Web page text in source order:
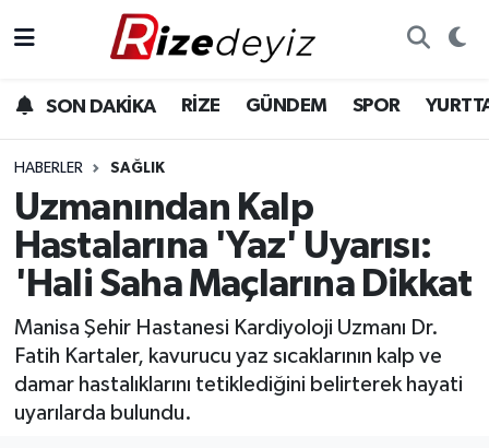
SON DAKİKA RİZE GÜNDEM SPOR
HABERLER SAĞLIK
Uzmanından Kalp
Hastalarına 'Yaz' Uyarısı:
'Hali Saha Maçlarına Dikkat
Manisa Şehir Hastanesi Kardiyoloji Uzmanı Dr.
Fatih Kartaler, kavurucu yaz sıcaklarının kalp ve
damar hastalıklarını tetiklediğini belirterek hayati
uyarılarda bulundu.
Gündem
Yurttan Haberler
Ekonomi
Sağlık
Rize Hava Durumu
Rize Trafik Yoğunluk Haritası
Süper Lig Puan Durumu ve Fikstür
Son Dakika Haberleri
Haber Arşivi